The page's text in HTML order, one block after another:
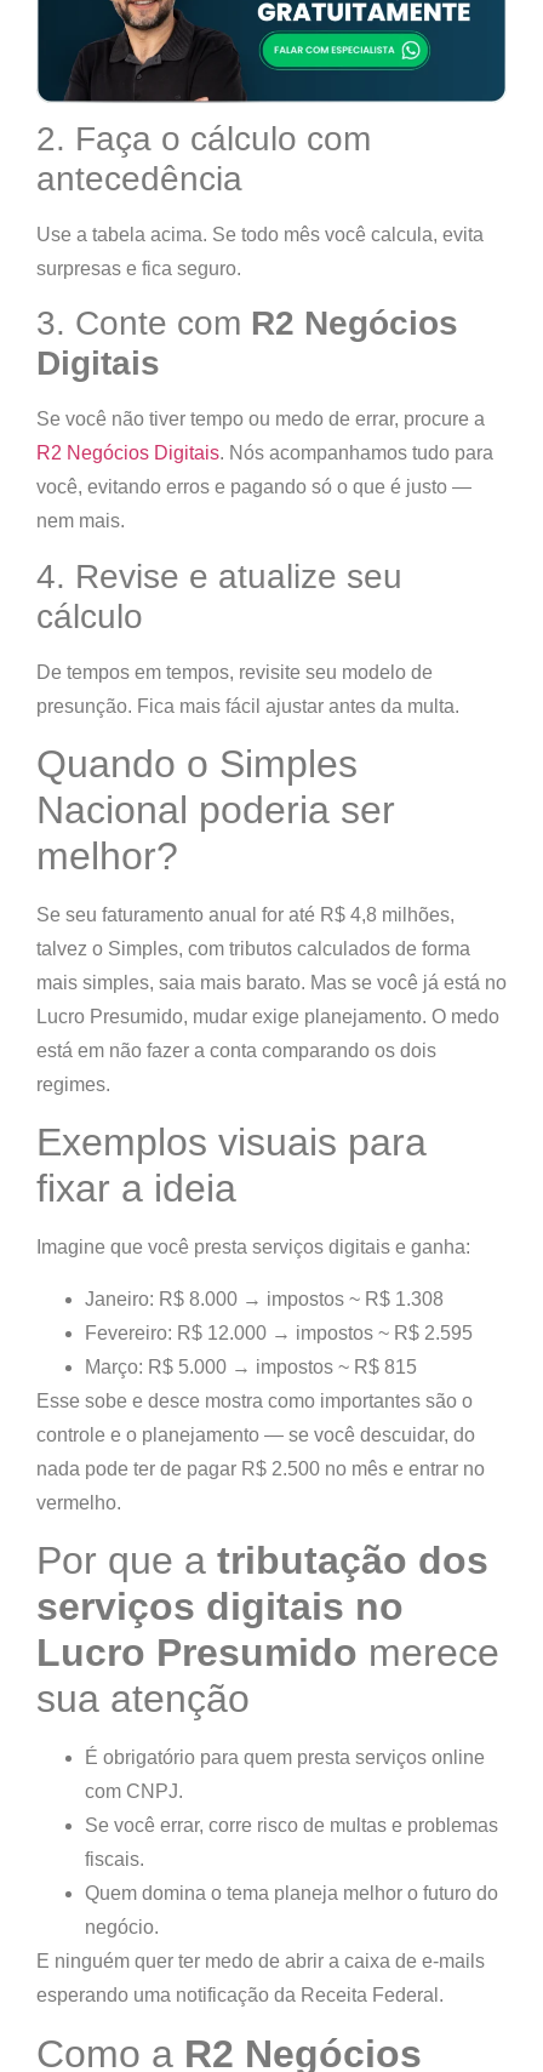
2. Faça o cálculo com
antecedência
Use a tabela acima. Se todo mês você calcula, evita
surpresas e fica seguro.
3. Conte com R2 Negócios
Digitais
Se você não tiver tempo ou medo de errar, procure a
R2 Negócios Digitais. Nós acompanhamos tudo para
você, evitando erros e pagando só o que é justo —
nem mais.
4. Revise e atualize seu
cálculo
De tempos em tempos, revisite seu modelo de
presunção. Fica mais fácil ajustar antes da multa.
Quando o Simples
Nacional poderia ser
melhor?
Se seu faturamento anual for até R$ 4,8 milhões,
talvez o Simples, com tributos calculados de forma
mais simples, saia mais barato. Mas se você já está no
Lucro Presumido, mudar exige planejamento. O medo
está em não fazer a conta comparando os dois
regimes.
Exemplos visuais para
fixar a ideia
Imagine que você presta serviços digitais e ganha:
Janeiro: R$ 8.000 → impostos ~ R$ 1.308
Fevereiro: R$ 12.000 → impostos ~ R$ 2.595
Março: R$ 5.000 → impostos ~ R$ 815
Esse sobe e desce mostra como importantes são o
controle e o planejamento — se você descuidar, do
nada pode ter de pagar R$ 2.500 no mês e entrar no
vermelho.
Por que a tributação dos
serviços digitais no
Lucro Presumido merece
sua atenção
É obrigatório para quem presta serviços online
com CNPJ.
Se você errar, corre risco de multas e problemas
fiscais.
Quem domina o tema planeja melhor o futuro do
negócio.
E ninguém quer ter medo de abrir a caixa de e-mails
esperando uma notificação da Receita Federal.
Como a R2 Negócios